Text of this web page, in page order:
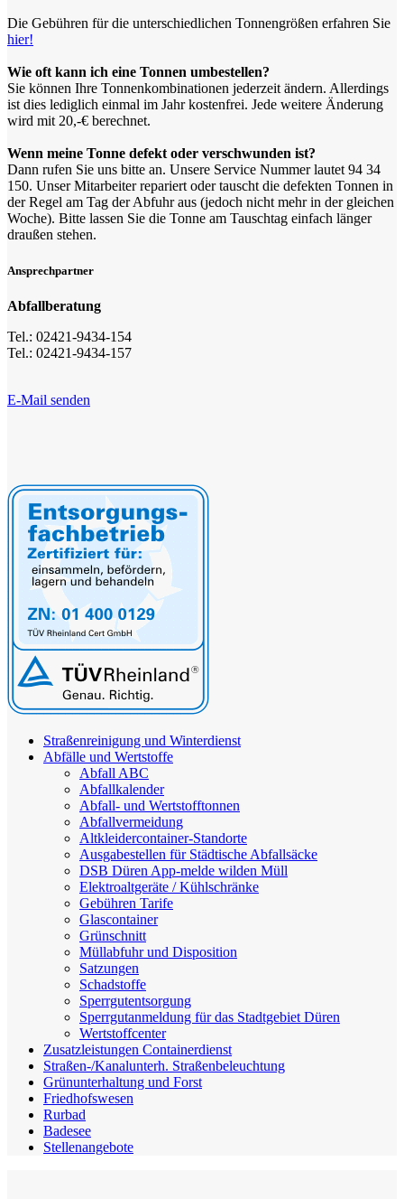
Die Gebühren für die unterschiedlichen Tonnengrößen erfahren Sie
hier!
Wie oft kann ich eine Tonnen umbestellen?
Sie können Ihre Tonnenkombinationen jederzeit ändern. Allerdings
ist dies lediglich einmal im Jahr kostenfrei. Jede weitere Änderung
wird mit 20,-€ berechnet.
Wenn meine Tonne defekt oder verschwunden ist?
Dann rufen Sie uns bitte an. Unsere Service Nummer lautet 94 34
150. Unser Mitarbeiter repariert oder tauscht die defekten Tonnen in
der Regel am Tag der Abfuhr aus (jedoch nicht mehr in der gleichen
Woche). Bitte lassen Sie die Tonne am Tauschtag einfach länger
draußen stehen.
Ansprechpartner
Abfallberatung
Tel.: 02421-9434-154
Tel.: 02421-9434-157
E-Mail senden
Straßenreinigung und Winterdienst
Abfälle und Wertstoffe
Abfall ABC
Abfallkalender
Abfall- und Wertstofftonnen
Abfallvermeidung
Altkleidercontainer-Standorte
Ausgabestellen für Städtische Abfallsäcke
DSB Düren App-melde wilden Müll
Elektroaltgeräte / Kühlschränke
Gebühren Tarife
Glascontainer
Grünschnitt
Müllabfuhr und Disposition
Satzungen
Schadstoffe
Sperrgutentsorgung
Sperrgutanmeldung für das Stadtgebiet Düren
Wertstoffcenter
Zusatzleistungen Containerdienst
Straßen-/Kanalunterh. Straßenbeleuchtung
Grünunterhaltung und Forst
Friedhofswesen
Rurbad
Badesee
Stellenangebote